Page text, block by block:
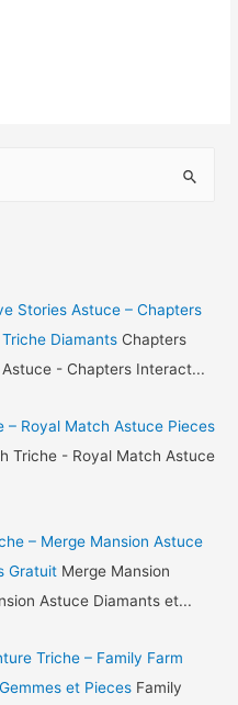
Stories Astuce – Chapters
Diamants Chapters
- Chapters Interact...
– Royal Match Astuce Pieces
Triche - Royal Match Astuce
– Merge Mansion Astuce
Gratuit Merge Mansion
Astuce Diamants et...
Triche – Family Farm
et Pieces Family